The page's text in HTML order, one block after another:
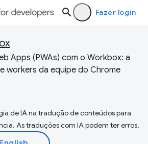
Fazer login
Apps (PWAs) com o Workbox: a
workers da equipe do Chrome
de IA na tradução de conteúdos para
As traduções com IA podem ter erros.